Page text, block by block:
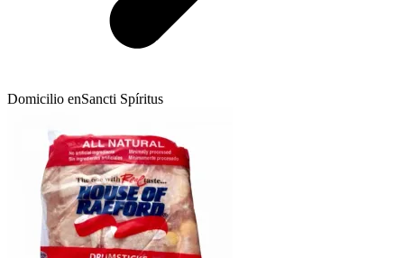
Domicilio enSancti Spíritus